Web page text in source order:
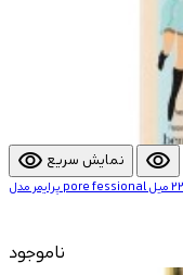
visibility نمایش سریع visibility
ناموجود